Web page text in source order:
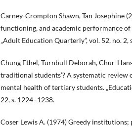
Carney-Crompton Shawn, Tan Josephine
functioning, and academic performance
„Adult Education Quarterly”, vol. 52, no. 2,
Chung Ethel, Turnbull Deborah, Chur-
traditional students’? A systematic
mental health of tertiary students.
22, s. 1224–1238.
Coser Lewis A. (1974) Greedy